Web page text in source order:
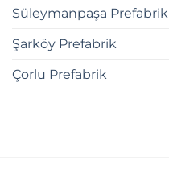
Süleymanpaşa Prefabrik
Şarköy Prefabrik
Çorlu Prefabrik